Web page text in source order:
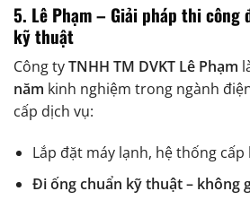
5. Lê Phạm – Giải pháp thi công
kỹ thuật
Công tyTNHH TM DVKT Lê Phạm
năm kinh nghiệm trong ngành
cấp dịch vụ:
Lắp đặt máy lạnh, hệ thống
Đi ống chuẩn kỹ thuật – không